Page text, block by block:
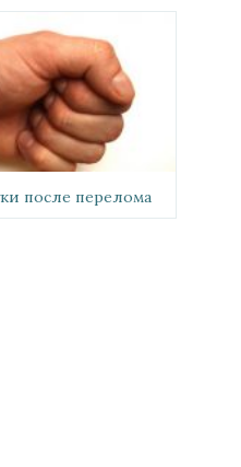
после перелома